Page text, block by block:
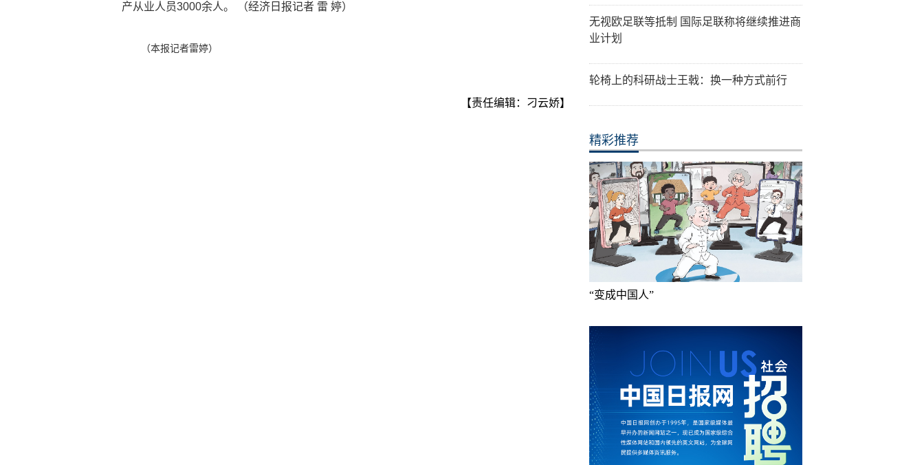
产从业人员3000余人。 （经济日报记者 雷 婷）
（本报记者雷婷）
【责任编辑：刁云娇】
无视欧足联等抵制 国际足联称将继续推进商
业计划
轮椅上的科研战士王戟：换一种方式前行
精彩推荐
“变成中国人”